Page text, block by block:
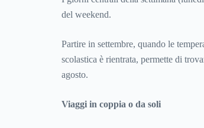
del weekend.
Partire in settembre, quando le
scolastica è rientrata, permette di
agosto.
Viaggi in coppia o da soli